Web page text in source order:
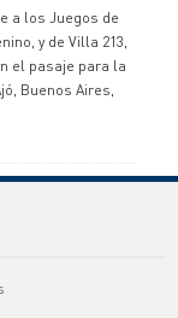
a los Juegos de
y de Villa 213,
el pasaje para la
Buenos Aires,